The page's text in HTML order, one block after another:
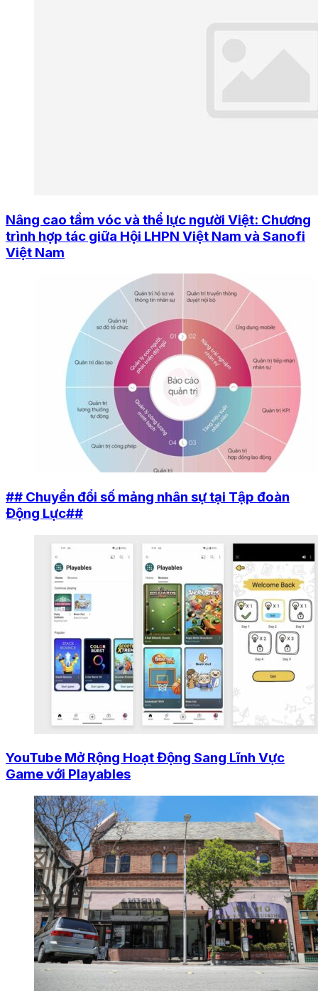
Nâng cao tầm vóc và thể lực người Việt: Chương
trình hợp tác giữa Hội LHPN Việt Nam và Sanofi
Việt Nam
## Chuyển đổi số mảng nhân sự tại Tập đoàn
Động Lực##
YouTube Mở Rộng Hoạt Động Sang Lĩnh Vực
Game với Playables